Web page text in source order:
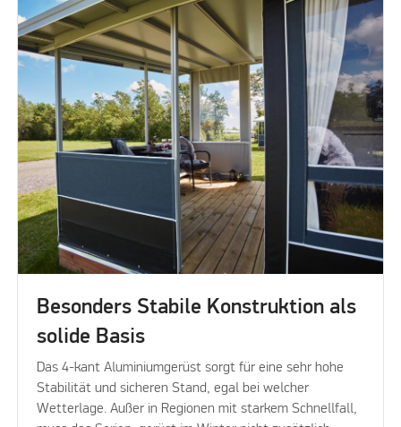
Besonders Stabile Konstruktion als
solide Basis
Das 4-kant Aluminiumgerüst sorgt für eine sehr hohe
Stabilität und sicheren Stand, egal bei welcher
Wetterlage. Außer in Regionen mit starkem Schnellfall,